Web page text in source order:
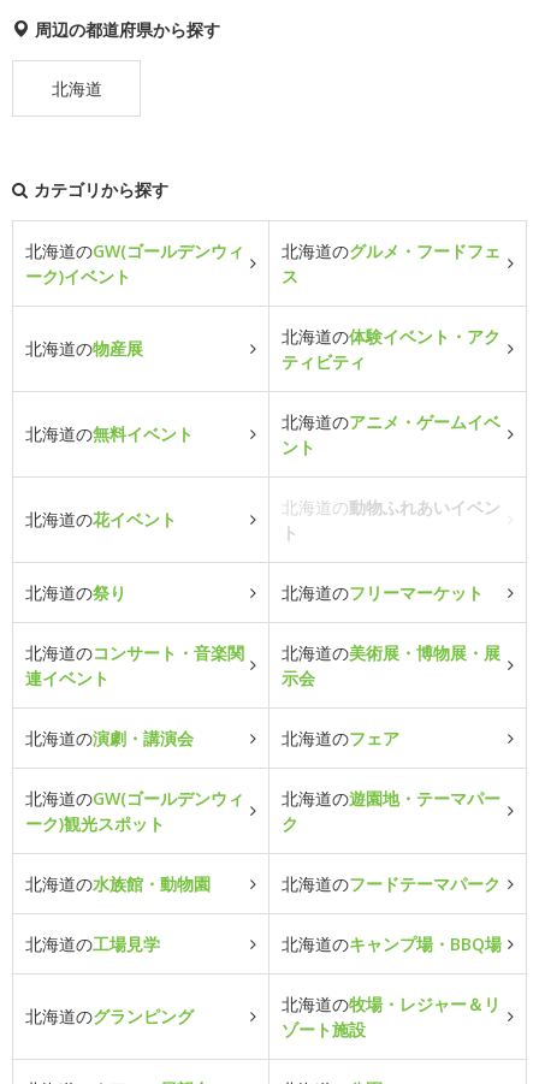
周辺の都道府県から探す
北海道
カテゴリから探す
北海道のGW(ゴールデンウィ
ーク)イベント
北海道のグルメ・フードフェ
ス
北海道の物産展
北海道の体験イベント・アク
ティビティ
北海道の無料イベント
北海道のアニメ・ゲームイベ
ント
北海道の花イベント
北海道の動物ふれあいイベン
ト
北海道の祭り 北海道のフリーマーケット
北海道のコンサート・音楽関
連イベント
北海道の美術展・博物展・展
示会
北海道の演劇・講演会 北海道のフェア
北海道のGW(ゴールデンウィ
ーク)観光スポット
北海道の遊園地・テーマパー
ク
北海道の水族館・動物園 北海道のフードテーマパーク
北海道の工場見学 北海道のキャンプ場・BBQ場
北海道のグランピング
北海道の牧場・レジャー＆リ
ゾート施設